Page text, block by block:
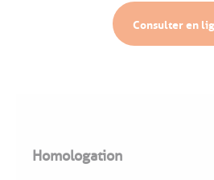
Consulter en
Homologation